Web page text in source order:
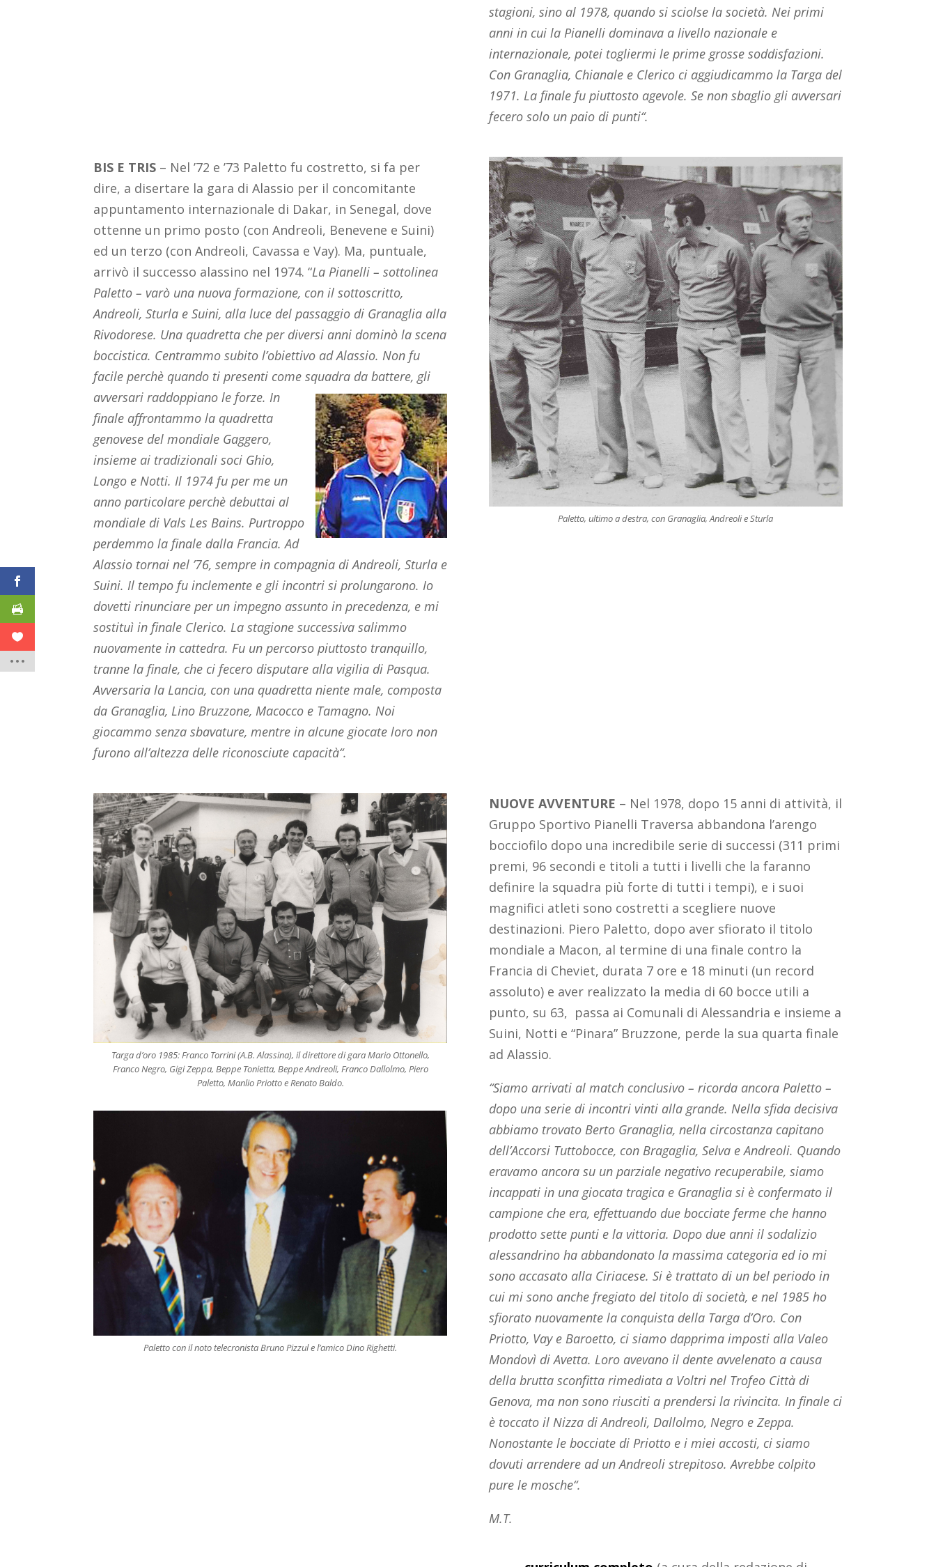
stagioni, sino al 1978, quando si sciolse la società. Nei primi
anni in cui la Pianelli dominava a livello nazionale e
internazionale, potei togliermi le prime grosse soddisfazioni.
Con Granaglia, Chianale e Clerico ci aggiudicammo la Targa del
1971. La finale fu piuttosto agevole. Se non sbaglio gli avversari
fecero solo un paio di punti“.
BIS E TRIS – Nel ’72 e ’73 Paletto fu costretto, si fa per
dire, a disertare la gara di Alassio per il concomitante
appuntamento internazionale di Dakar, in Senegal, dove
ottenne un primo posto (con Andreoli, Benevene e Suini)
ed un terzo (con Andreoli, Cavassa e Vay). Ma, puntuale,
arrivò il successo alassino nel 1974. “La Pianelli – sottolinea
Paletto – varò una nuova formazione, con il sottoscritto,
Andreoli, Sturla e Suini, alla luce del passaggio di Granaglia alla
Rivodorese. Una quadretta che per diversi anni dominò la scena
boccistica. Centrammo subito l’obiettivo ad Alassio. Non fu
facile perchè quando ti presenti come squadra da battere, gli
avversari raddoppiano le forze. In
finale affrontammo la quadretta
genovese del mondiale Gaggero,
insieme ai tradizionali soci Ghio,
Longo e Notti. Il 1974 fu per me un
anno particolare perchè debuttai al
mondiale di Vals Les Bains. Purtroppo
perdemmo la finale dalla Francia. Ad
Alassio tornai nel ’76, sempre in compagnia di Andreoli, Sturla e
Suini. Il tempo fu inclemente e gli incontri si prolungarono. Io
dovetti rinunciare per un impegno assunto in precedenza, e mi
sostituì in finale Clerico. La stagione successiva salimmo
nuovamente in cattedra. Fu un percorso piuttosto tranquillo,
tranne la finale, che ci fecero disputare alla vigilia di Pasqua.
Avversaria la Lancia, con una quadretta niente male, composta
da Granaglia, Lino Bruzzone, Macocco e Tamagno. Noi
giocammo senza sbavature, mentre in alcune giocate loro non
furono all’altezza delle riconosciute capacità“.
Paletto, ultimo a destra, con Granaglia, Andreoli e Sturla
Targa d’oro 1985: Franco Torrini (A.B. Alassina), il direttore di gara Mario Ottonello,
Franco Negro, Gigi Zeppa, Beppe Tonietta, Beppe Andreoli, Franco Dallolmo, Piero
Paletto, Manlio Priotto e Renato Baldo.
Paletto con il noto telecronista Bruno Pizzul e l’amico Dino Righetti.
NUOVE AVVENTURE – Nel 1978, dopo 15 anni di attività, il
Gruppo Sportivo Pianelli Traversa abbandona l’arengo
bocciofilo dopo una incredibile serie di successi (311 primi
premi, 96 secondi e titoli a tutti i livelli che la faranno
definire la squadra più forte di tutti i tempi), e i suoi
magnifici atleti sono costretti a scegliere nuove
destinazioni. Piero Paletto, dopo aver sfiorato il titolo
mondiale a Macon, al termine di una finale contro la
Francia di Cheviet, durata 7 ore e 18 minuti (un record
assoluto) e aver realizzato la media di 60 bocce utili a
punto, su 63, passa ai Comunali di Alessandria e insieme a
Suini, Notti e “Pinara” Bruzzone, perde la sua quarta finale
ad Alassio.
“Siamo arrivati al match conclusivo – ricorda ancora Paletto –
dopo una serie di incontri vinti alla grande. Nella sfida decisiva
abbiamo trovato Berto Granaglia, nella circostanza capitano
dell’Accorsi Tuttobocce, con Bragaglia, Selva e Andreoli. Quando
eravamo ancora su un parziale negativo recuperabile, siamo
incappati in una giocata tragica e Granaglia si è confermato il
campione che era, effettuando due bocciate ferme che hanno
prodotto sette punti e la vittoria. Dopo due anni il sodalizio
alessandrino ha abbandonato la massima categoria ed io mi
sono accasato alla Ciriacese. Si è trattato di un bel periodo in
cui mi sono anche fregiato del titolo di società, e nel 1985 ho
sfiorato nuovamente la conquista della Targa d’Oro. Con
Priotto, Vay e Baroetto, ci siamo dapprima imposti alla Valeo
Mondovì di Avetta. Loro avevano il dente avvelenato a causa
della brutta sconfitta rimediata a Voltri nel Trofeo Città di
Genova, ma non sono riusciti a prendersi la rivincita. In finale ci
è toccato il Nizza di Andreoli, Dallolmo, Negro e Zeppa.
Nonostante le bocciate di Priotto e i miei accosti, ci siamo
dovuti arrendere ad un Andreoli strepitoso. Avrebbe colpito
pure le mosche“.
M.T.